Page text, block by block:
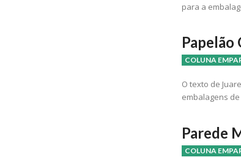
para a
Papelão
COLUNA
O texto de
embalagens
Parede
COLUNA